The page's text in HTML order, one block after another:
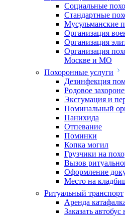
Социальные
Стандартные
Мусульманские
Организация
Организация
Организация
Москве и МО
Похоронные услуги
Дезинфекция
Родовое
Эксгумация и
Поминальный
Панихида
Отпевание
Поминки
Копка могил
Грузчики на
Вызов
Оформление
Место на
Ритуальный транспорт
Аренда
Заказать